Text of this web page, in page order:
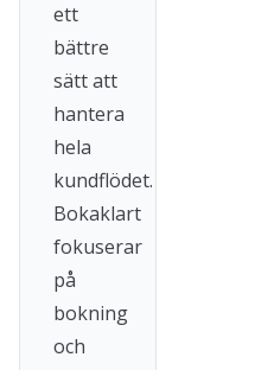
ett
bättre
sätt att
hantera
hela
kundflödet.
Bokaklart
fokuserar
på
bokning
och